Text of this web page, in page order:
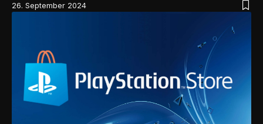
26. September 2024